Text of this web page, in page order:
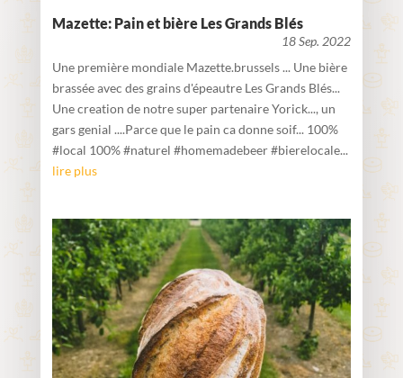
Mazette: Pain et bière Les Grands Blés
18 Sep. 2022
Une première mondiale Mazette.brussels ... Une bière
brassée avec des grains d'épeautre Les Grands Blés...
Une creation de notre super partenaire Yorick..., un
gars genial ....Parce que le pain ca donne soif... 100%
#local 100% #naturel #homemadebeer #bierelocale...
lire plus